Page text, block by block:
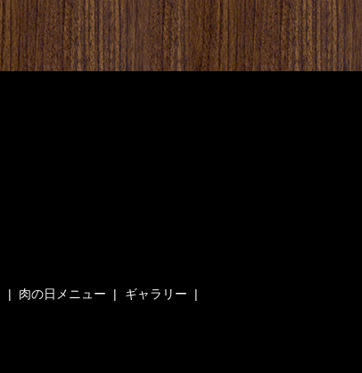
肉の日メニュー
ギャラリー